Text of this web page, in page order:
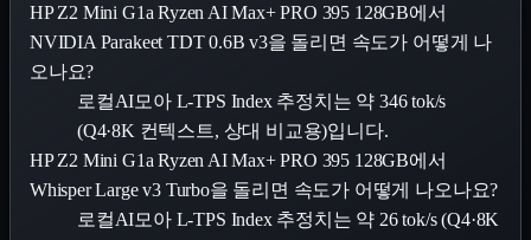
HP Z2 Mini G1a Ryzen AI Max+ PRO 395 128GB에서
NVIDIA Parakeet TDT 0.6B v3을 돌리면 속도가 어떻게 나
오나요?
로컬AI모아 L-TPS Index 추정치는 약 346 tok/s
(Q4·8K 컨텍스트, 상대 비교용)입니다.
HP Z2 Mini G1a Ryzen AI Max+ PRO 395 128GB에서
Whisper Large v3 Turbo을 돌리면 속도가 어떻게 나오나요?
로컬AI모아 L-TPS Index 추정치는 약 26 tok/s (Q4·8K